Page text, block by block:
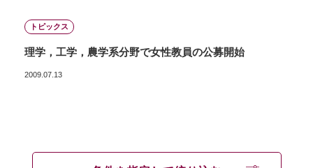
トピックス
理学，工学，農学系分野で女性教員の公募開始
2009.07.13